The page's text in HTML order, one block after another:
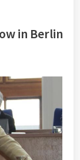
in Berlin